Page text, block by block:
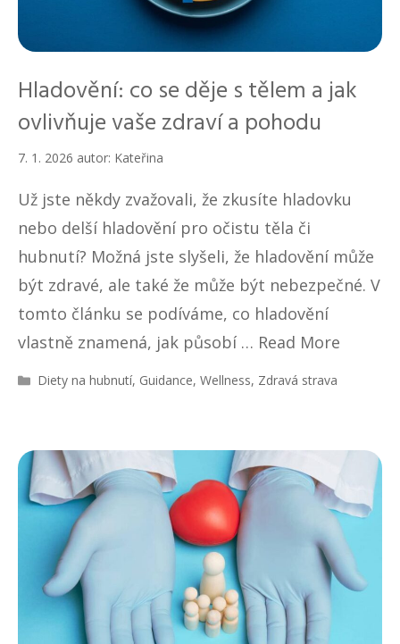
Hladovění: co se děje s tělem a jak
ovlivňuje vaše zdraví a pohodu
7. 1. 2026 autor: Kateřina
Už jste někdy zvažovali, že zkusíte hladovku
nebo delší hladovění pro očistu těla či
hubnutí? Možná jste slyšeli, že hladovění může
být zdravé, ale také že může být nebezpečné. V
tomto článku se podíváme, co hladovění
vlastně znamená, jak působí … Read More
R
i
y
Diety na hubnutí, Guidance,Wellness, Zdravá strava